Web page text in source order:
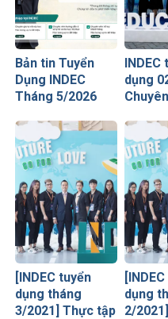
Bản tin Tuyển
Dụng INDEC
Tháng 5/2026
dụng
time
[INDEC tuyển
dụng tháng
3/2021] Thực tập
dụng
2/